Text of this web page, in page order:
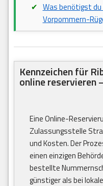
Was benötigst du
Vorpommern-
Kennzeichen für
online reservieren
Eine Online-
Zulassungsstelle
und Kosten. Der
einen einzigen
bestellte
günstiger als bei